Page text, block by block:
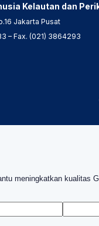
Kelautan dan
Jakarta Pusat
– Fax. (021) 3864293
meningkatkan kualitas